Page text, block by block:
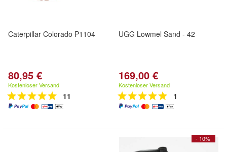
Caterpillar Colorado P1104
80,95 €
Kostenloser Versand
11
UGG Lowmel Sand - 42
169,00 €
Kostenloser Versand
1
- 10%